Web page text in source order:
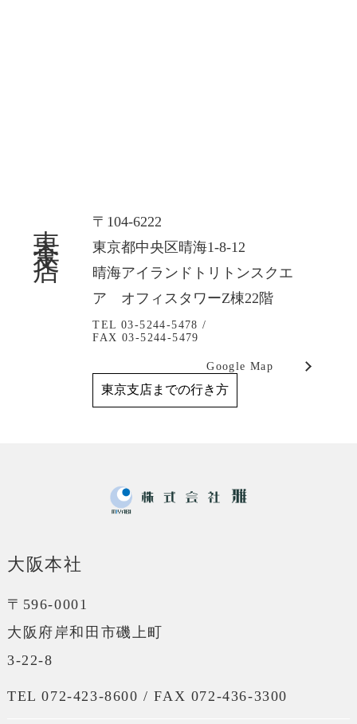
東京支店
〒104-6222
東京都中央区晴海1-8-12
晴海アイランドトリトンスクエ
ア オフィスタワーZ棟22階
TEL 03-5244-5478 /
FAX 03-5244-5479
Google Map
東京支店までの行き方
大阪本社
〒596-0001
大阪府岸和田市磯上町
3-22-8
TEL 072-423-8600 / FAX 072-436-3300